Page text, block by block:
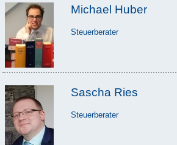
Michael Huber
Steuerberater
Sascha Ries
Steuerberater